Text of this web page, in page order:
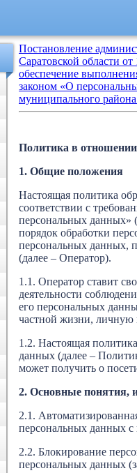
Постановление
Саратовской области
обеспечение
законом «О
муниципального
Политика в
1. Общие положения
Настоящая политика
соответствии с
персональных данных»
порядок обработки
персональных данных,
(далее – Оператор).
1.1. Оператор ставит
деятельности
его персональных
частной жизни, личную
1.2. Настоящая
данных (далее –
может получить о
2. Основные понятия,
2.1.
персональных данных
2.2. Блокирование
персональных данных